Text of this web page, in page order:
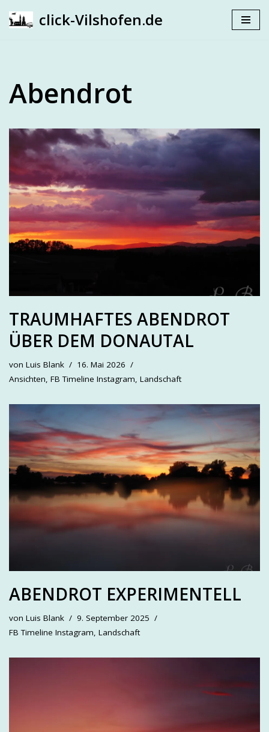
click-Vilshofen.de
Abendrot
TRAUMHAFTES ABENDROT
ÜBER DEM DONAUTAL
von Luis Blank
16. Mai 2026
Ansichten, FB Timeline Instagram, Landschaft
ABENDROT EXPERIMENTELL
von Luis Blank
9. September 2025
FB Timeline Instagram, Landschaft